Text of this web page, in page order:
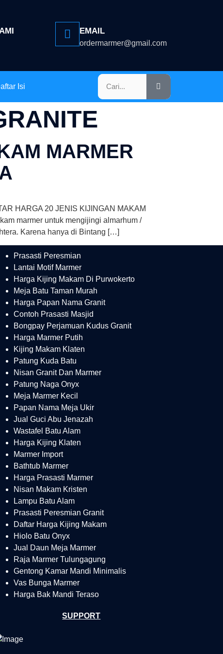
EMAIL
ordermarmer@gmail.com
Isi
MARMER
HARGA 20 JENIS KIJINGAN MAKAM
marmer untuk mengijingi almarhum /
Karena hanya di Bintang […]
Prasasti Peresmian
Lantai Motif Marmer
Harga Kijing Makam Di Purwokerto
Meja Batu Taman Murah
Harga Papan Nama Granit
Contoh Prasasti Masjid
Bongpay Perjamuan Kudus Granit
Harga Marmer Putih
Kijing Makam Klaten
Patung Kuda Batu
Nisan Granit Dan Marmer
Patung Naga Onyx
Meja Marmer Kecil
Papan Nama Meja Ukir
Jual Guci Abu Jenazah
Wastafel Batu Alam
Harga Kijing Klaten
Marmer Import
Bathtub Marmer
Harga Prasasti Marmer
Nisan Makam Kristen
Lampu Batu Alam
Prasasti Peresmian Granit
Daftar Harga Kijing Makam
Hiolo Batu Onyx
Jual Daun Meja Marmer
Raja Marmer Tulungagung
Gentong Kamar Mandi Minimalis
Vas Bunga Marmer
Harga Bak Mandi Teraso
SUPPORT